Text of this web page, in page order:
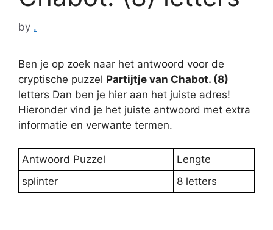
by .
Ben je op zoek naar het antwoord voor de
cryptische puzzel Partijtje van Chabot. (8)
letters Dan ben je hier aan het juiste adres!
Hieronder vind je het juiste antwoord met extra
informatie en verwante termen.
Antwoord Puzzel
Lengte
splinter
8 letters